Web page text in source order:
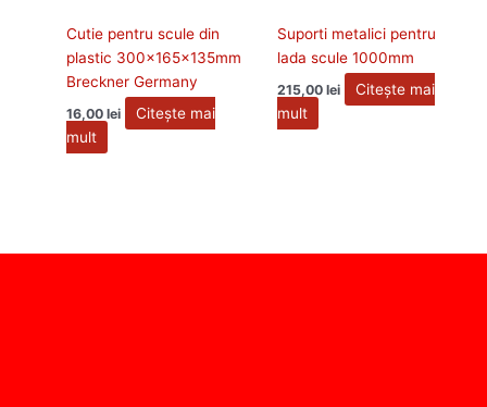
Cutie pentru scule din
plastic 300x165x135mm
Breckner Germany
16,00lei
Citește mai
mult
Suporti metalici pentru
lada scule 1000mm
215,00 lei
Citește mai
mult